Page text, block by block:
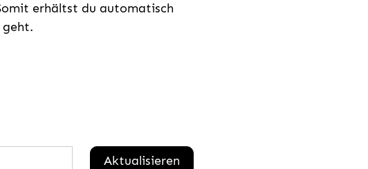
erhältst du automatisch
geht.
Aktualisieren